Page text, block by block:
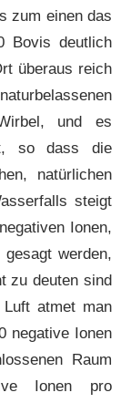
zum einen das
Bovis deutlich
überaus reich
und es
so dass die
natürlichen
steigt
Ionen,
werden,
zu deuten sind
atmet man
negative Ionen
Raum
Ionen pro